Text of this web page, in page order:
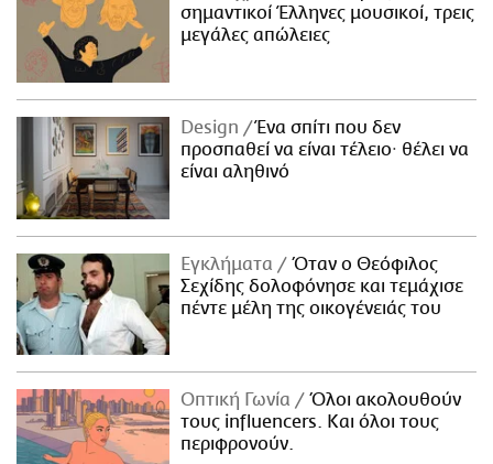
σημαντικοί Έλληνες μουσικοί, τρεις
μεγάλες απώλειες
Design
Ένα σπίτι που δεν
προσπαθεί να είναι τέλειο· θέλει να
είναι αληθινό
Εγκλήματα
Όταν ο Θεόφιλος
Σεχίδης δολοφόνησε και τεμάχισε
πέντε μέλη της οικογένειάς του
Οπτική Γωνία
Όλοι ακολουθούν
τους influencers. Και όλοι τους
περιφρονούν.